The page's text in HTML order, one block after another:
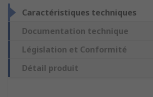
Caractéristiques techniques
Documentation technique
Législation et Conformité
Détail produit